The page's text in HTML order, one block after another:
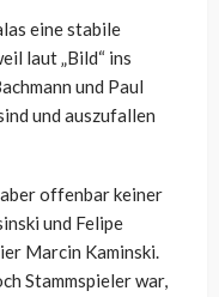
eine stabile
laut „Bild“ ins
und Paul
und auszufallen
offenbar keiner
und Felipe
Marcin Kaminski.
Stammspieler war,